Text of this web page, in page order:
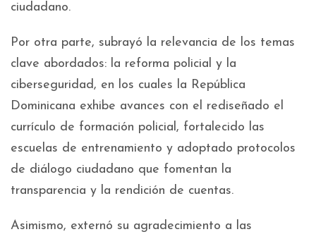
ciudadano.
Por otra parte, subrayó la relevancia de los temas
clave abordados: la reforma policial y la
ciberseguridad, en los cuales la República
Dominicana exhibe avances con el rediseñado el
currículo de formación policial, fortalecido las
escuelas de entrenamiento y adoptado protocolos
de diálogo ciudadano que fomentan la
transparencia y la rendición de cuentas.
Asimismo, externó su agradecimiento a las